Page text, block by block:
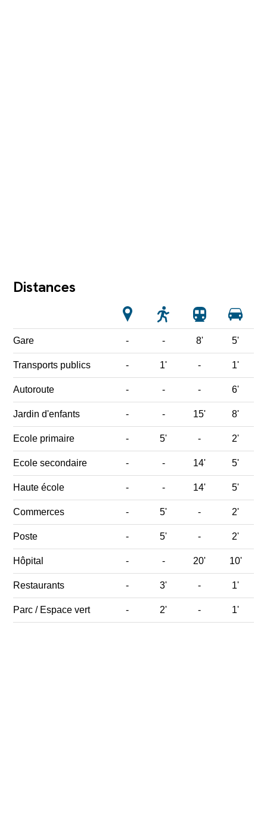
Distances
Gare - - 8' 5'
Transports publics - 1' - 1'
Autoroute - - - 6'
Jardin d'enfants - - 15' 8'
Ecole primaire - 5' - 2'
Ecole secondaire - - 14' 5'
Haute école - - 14' 5'
Commerces - 5' - 2'
Poste - 5' - 2'
Hôpital - - 20' 10'
Restaurants - 3' - 1'
Parc / Espace vert - 2' - 1'